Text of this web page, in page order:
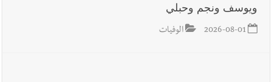
ويوسف ونجم وحبلي
2026-08-01 الوفيات